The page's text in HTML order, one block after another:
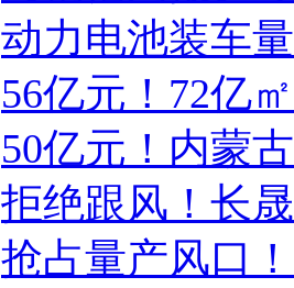
动力电池装车
56亿元！72亿
50亿元！内蒙
拒绝跟风！长
抢占量产风口